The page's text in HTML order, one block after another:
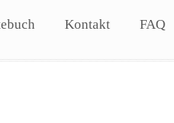
Kontakt FAQ